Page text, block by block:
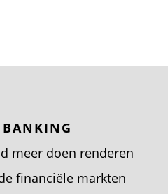
BANKING
meer doen renderen
financiële markten